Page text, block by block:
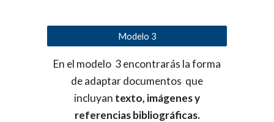
Modelo 3
En el modelo 3 encontrarás la forma
de adaptar documentos que
incluyan texto, imágenes y
referencias bibliográficas.